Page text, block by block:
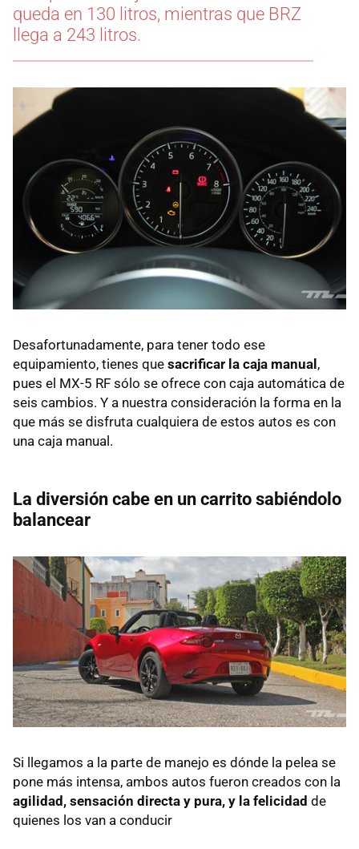
queda en 130 litros, mientras que BRZ
llega a 243 litros.
Desafortunadamente, para tener todo ese
equipamiento, tienes que sacrificar la caja manual ,
pues el MX-5 RF sólo se ofrece con caja automática de
seis cambios. Y a nuestra consideración la forma en la
que más se disfruta cualquiera de estos autos es con
una caja manual.
La diversión cabe en un carrito sabiéndolo
balancear
Si llegamos a la parte de manejo es dónde la pelea se
pone más intensa, ambos autos fueron creados con la
agilidad, sensación directa y pura, y la felicidad de
quienes los van a conducir